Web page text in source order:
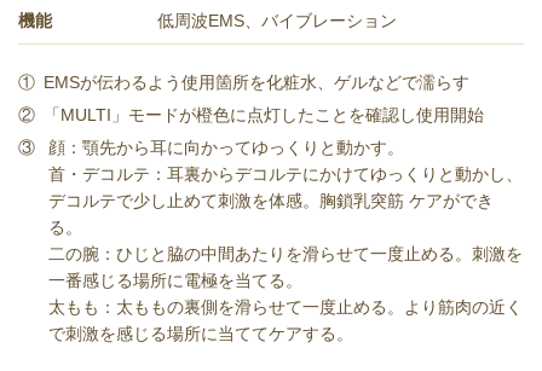
機能 低周波EMS、バイブレーション
① EMSが伝わるよう使⽤箇所を化粧⽔、ゲルなどで濡らす
②
「MULTI」モードが橙⾊に点灯したことを確認し使⽤開始
③
顔：顎先から耳に向かってゆっくりと動かす。
首・デコルテ：耳裏からデコルテにかけてゆっくりと動かし、
デコルテで少し止めて刺激を体感。胸鎖乳突筋 ケアができ
る。
二の腕：ひじと脇の中間あたりを滑らせて一度止める。刺激を
一番感じる場所に電極を当てる。
太もも：太ももの裏側を滑らせて一度止める。より筋肉の近く
で刺激を感じる場所に当ててケアする。